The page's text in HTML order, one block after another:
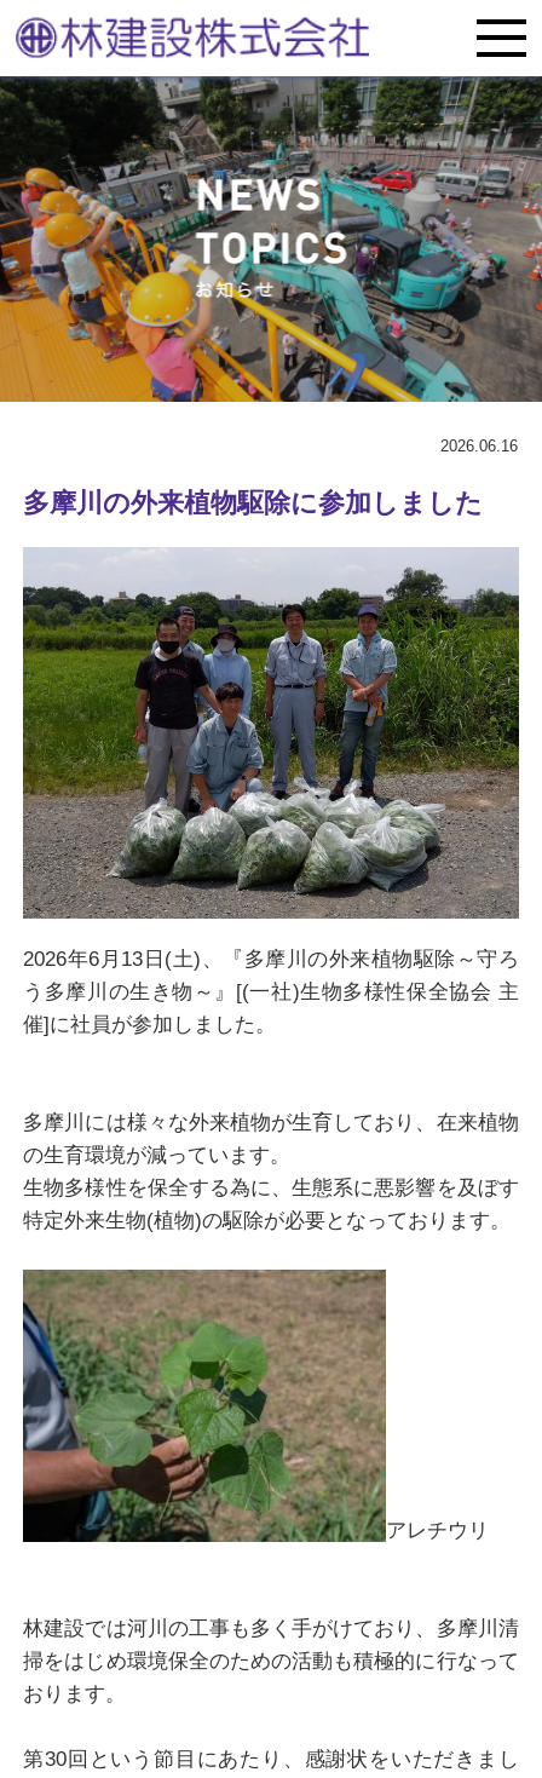
2026.06.16
多摩川の外来植物駆除に参加しました
2026年6月13日(土)、『多摩川の外来植物駆除～守ろ
う多摩川の生き物～』[(一社)生物多様性保全協会 主
催]に社員が参加しました。
多摩川には様々な外来植物が生育しており、在来植物
の生育環境が減っています。
生物多様性を保全する為に、生態系に悪影響を及ぼす
特定外来生物(植物)の駆除が必要となっております。
アレチウリ
林建設では河川の工事も多く手がけており、多摩川清
掃をはじめ環境保全のための活動も積極的に行なって
おります。
第30回という節目にあたり、感謝状をいただきまし